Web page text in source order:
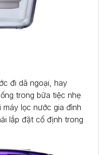
đi dã ngoại, hay
trong bữa tiệc nhẹ
lọc nước gia đình
lắp đặt cố định trong